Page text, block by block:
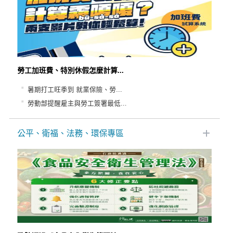
勞工加班費、特別休假怎麼計算...
暑期打工旺季到 就業保險、勞...
勞動部提醒雇主與勞工簽署最低...
公平、衛福、法務、環保專區